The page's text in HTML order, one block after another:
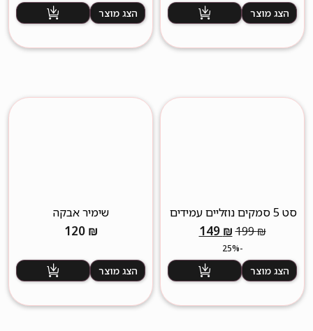
הצג מוצר הצג מוצר
סט 5 סמקים נוזליים עמידים
במיוחד 199₪
המחיר
המקורי
היה:
149 ₪
הוא:
-25%
הצג מוצר
שימיר אבקה
120 ₪
הצג מוצר